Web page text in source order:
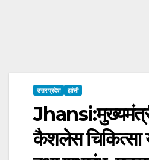
उत्तर प्रदेश झांसी
कैशलेस चिकित्सा